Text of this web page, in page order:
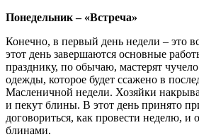
Понедельник – «Встреча»
Конечно, в первый день недели – это
этот день завершаются основные
празднику, по обычаю, мастерят
одежды, которое будет ссажено в
Масленичной недели. Хозяйки
и пекут блины. В этот день принято
договориться, как провести неделю, и
блинами.